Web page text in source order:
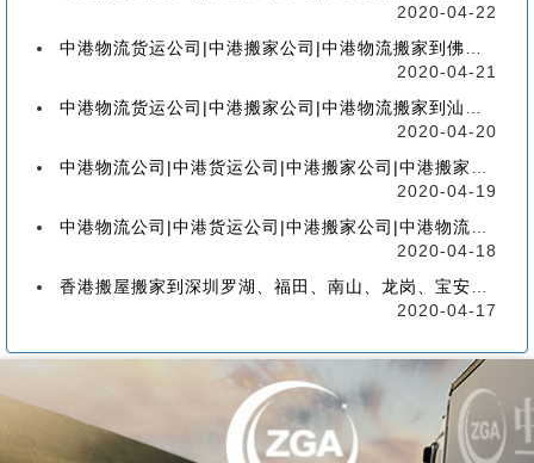
2020-04-22
中港物流货运公司|中港搬家公司|中港物流搬家到佛山流程、联运、包装、价格、电话、标准
2020-04-21
中港物流货运公司|中港搬家公司|中港物流搬家到汕头的流程、联运、包装、价格、电话、标准
2020-04-20
中港物流公司|中港货运公司|中港搬家公司|中港搬家到珠海的流程、联运、包装、价格、电话
2020-04-19
中港物流公司|中港货运公司|中港搬家公司|中港物流搬家到广州的流程、联运、包装、价格
2020-04-18
香港搬屋搬家到深圳罗湖、福田、南山、龙岗、宝安、盐田、龙华、大鹏、坪山流程和价格
2020-04-17